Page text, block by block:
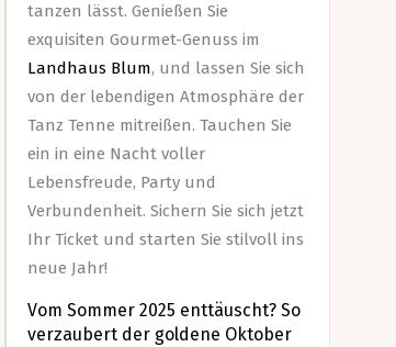
tanzen lässt. Genießen Sie
exquisiten Gourmet-Genuss im
Landhaus Blum, und lassen Sie sich
von der lebendigen Atmosphäre der
Tanz Tenne mitreißen. Tauchen Sie
ein in eine Nacht voller
Lebensfreude, Party und
Verbundenheit. Sichern Sie sich jetzt
Ihr Ticket und starten Sie stilvoll ins
neue Jahr!
Vom Sommer 2025 enttäuscht? So
verzaubert der goldene Oktober